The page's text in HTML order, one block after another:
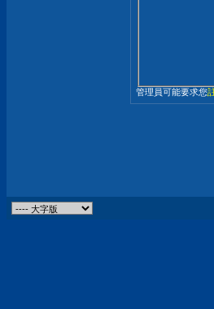
管理員可能要求您